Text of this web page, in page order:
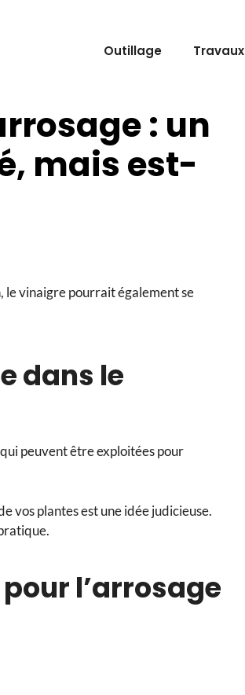
Outillage Travaux
: un
mais est-
le vinaigre pourrait également se
dans le
peuvent être exploitées pour
vos plantes est une idée judicieuse.
l’arrosage